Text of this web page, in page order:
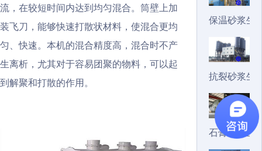
流，在较短时间内达到均匀混合。筒壁上加
装飞刀，能够快速打散状材料，使混合更均
匀、快速。本机的混合精度高，混合时不产
生离析，尤其对于容易团聚的物料，可以起
到解聚和打散的作用。
保温砂浆生
抗裂砂浆生
石膏砂浆生